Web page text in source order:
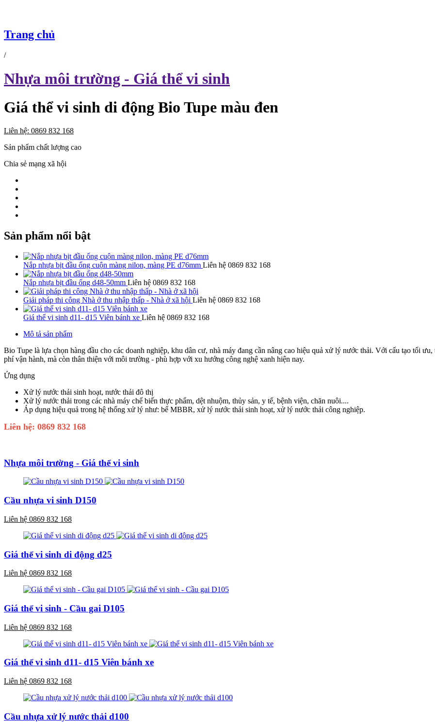
Trang chủ
/
Nhựa môi trường - Giá thể vi sinh
Giá thể vi sinh di động Bio Tupe màu đen
Liên hệ: 0869 832 168
Sản phẩm chất lượng cao
Chia sẻ mạng xã hội
Sản phẩm nổi bật
Nắp nhựa bịt đầu ống cuộn màng nilon, màng PE d76mm Liên hệ 0869 832 168
Nắp nhựa bịt đầu ống d48-50mm Liên hệ 0869 832 168
Giải pháp thi công Nhà ở thu nhập thấp - Nhà ở xã hội Liên hệ 0869 832 168
Giá thể vi sinh d11- d15 Viên bánh xe Liên hệ 0869 832 168
Mô tả sản phẩm
Bio Tupe là lựa chọn hàng đầu cho các doanh nghiệp, khu dân cư, nhà máy đang cần nâng cao hiệu quả xử lý nước thải. Với cấu tạo tối
phí vận hành, mà còn thân thiện với môi trường - phù hợp với xu hướng công nghệ xanh hiện nay.
Ứng dụng
Xử lý nước thải sinh hoạt, nước thải đô thị
Xử lý nước thải trong các nhà máy chế biến thực phẩm, dệt nhuộm, thủy sản, y tế, bệnh viện, chăn nuôi....
Áp dụng hiệu quả trong hệ thống xử lý như: bể MBBR, xử lý nước thải sinh hoạt, xử lý nước thải công nghiệp.
Liên hệ: 0869 832 168
Nhựa môi trường - Giá thể vi sinh
Cầu nhựa vi sinh D150
Liên hệ 0869 832 168
Giá thể vi sinh di động d25
Liên hệ 0869 832 168
Giá thể vi sinh - Cầu gai D105
Liên hệ 0869 832 168
Giá thể vi sinh d11- d15 Viên bánh xe
Liên hệ 0869 832 168
Cầu nhựa xử lý nước thải d100